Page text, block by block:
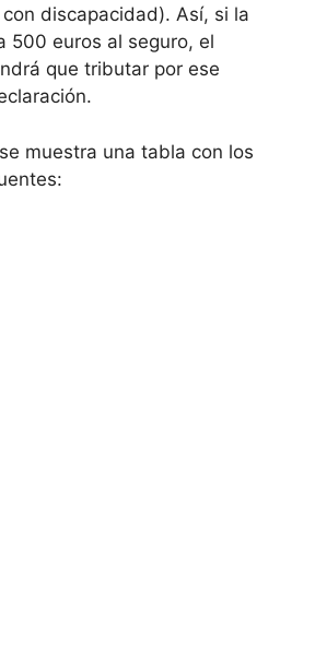
discapacidad). Así, si la
500 euros al seguro, el
que tributar por ese
muestra una tabla con los